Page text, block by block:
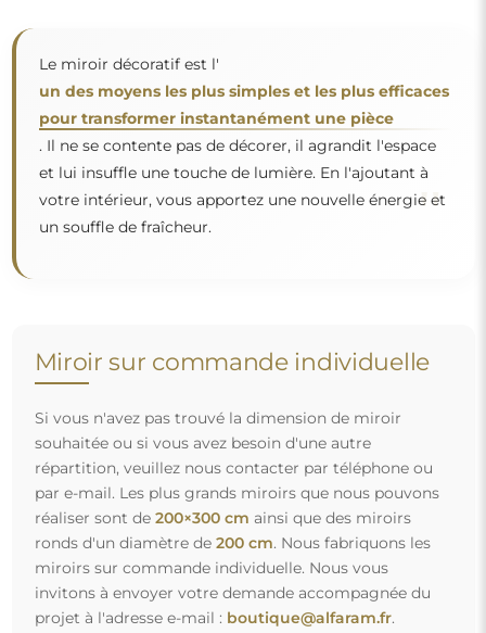
par e-mail. Les plus grands miroirs que nous pouvons
ronds d'un diamètre de
200 cm
. Nous fabriquons les
miroirs sur commande individuelle. Nous vous
invitons à envoyer votre demande accompagnée du
projet à l'adresse e-mail :boutique@alfaram.fr.
Livraison gratuite et transport sécurisé
Vous n’avez pas à vous soucier du transport – nous nous
occupons de faire en sorte que le miroir que vous avez
commandé arrive en toute sécurité entre vos mains, et ce,
complètement gratuitement. Nous disposons de notre
propre flotte de véhicules et de personnel formé, c’est
pourquoi nous pouvons vous garantir que le miroir arrivera
en parfait état, sans frais supplémentaires. Même si vous
commandez un miroir de grande taille, vous pouvez
compter sur une livraison rapide.